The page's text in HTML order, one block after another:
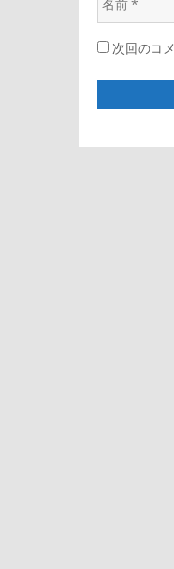
ン
前
* 次回のコ